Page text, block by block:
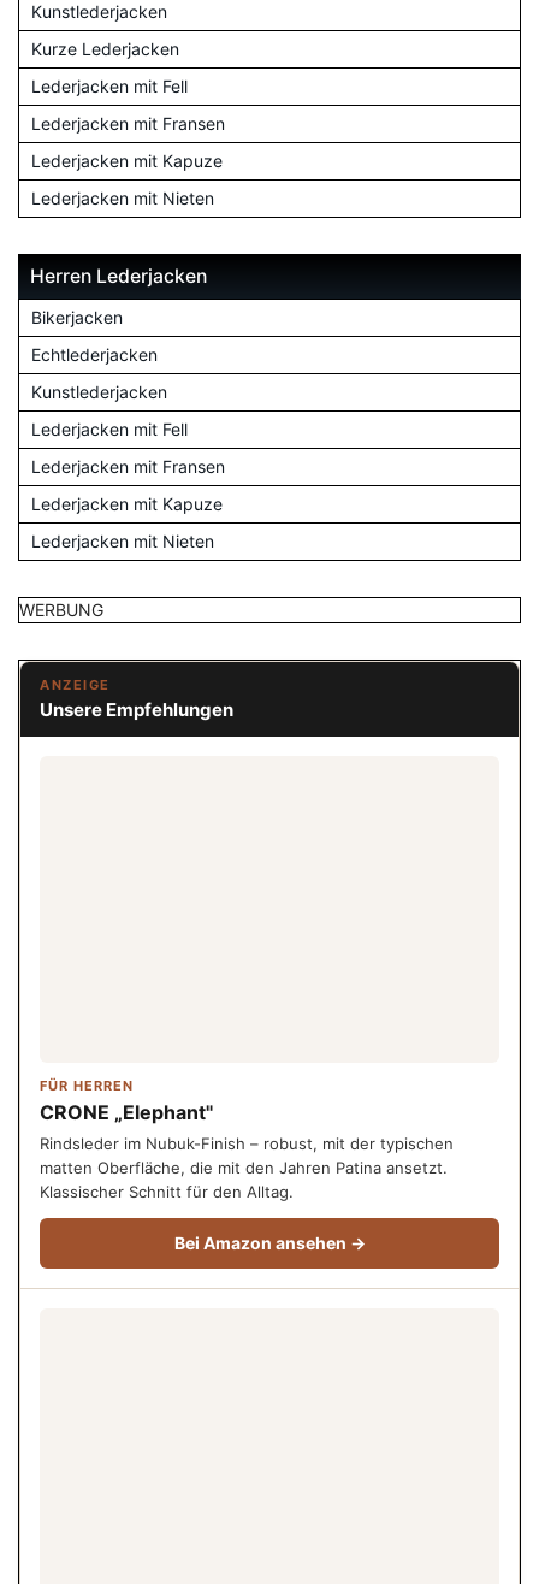
Kunstlederjacken
Kurze Lederjacken
Lederjacken mit Fell
Lederjacken mit Fransen
Lederjacken mit Kapuze
Lederjacken mit Nieten
Herren Lederjacken
Bikerjacken
Echtlederjacken
Kunstlederjacken
Lederjacken mit Fell
Lederjacken mit Fransen
Lederjacken mit Kapuze
Lederjacken mit Nieten
WERBUNG
ANZEIGE
Unsere Empfehlungen
FÜR HERREN
CRONE „Elephant"
Rindsleder im Nubuk-Finish – robust, mit der typischen
matten Oberfläche, die mit den Jahren Patina ansetzt.
Klassischer Schnitt für den Alltag.
Bei Amazon ansehen →